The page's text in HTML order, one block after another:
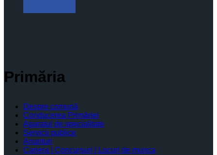
Primăria
Despre comună
Conducerea Primăriei
Aparatul de specialitate
Servicii publice
Anunturi
Cariera | Concursuri | Locuri de munca